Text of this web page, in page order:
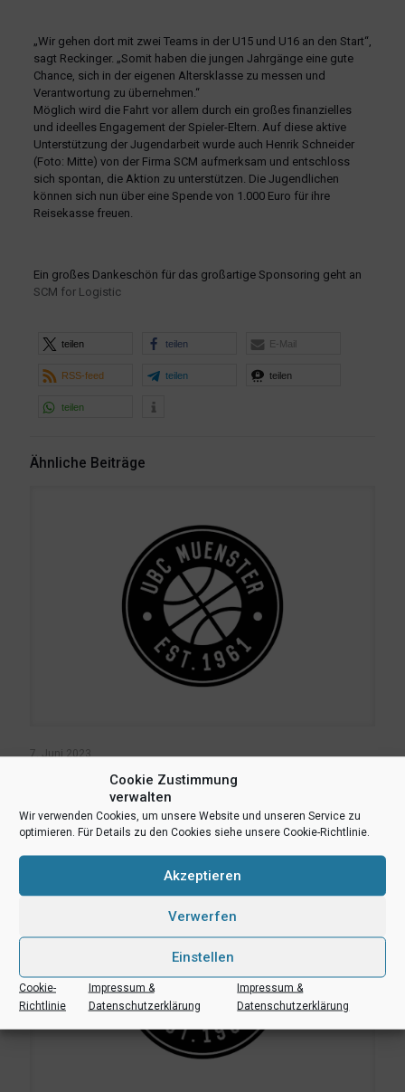
Cookie Zustimmung
verwalten
Wir verwenden Cookies, um unsere Website und unseren Service zu
optimieren. Für Details zu den Cookies siehe unsere Cookie-Richtlinie.
Akzeptieren
Verwerfen
Einstellen
Cookie-
Richtlinie
Impressum &
Datenschutzerklärung
Impressum &
Datenschutzerklärung
„Wir gehen dort mit zwei Teams in der U15 und U16 an den Start“,
sagt Reckinger. „Somit haben die jungen Jahrgänge eine gute
Chance, sich in der eigenen Altersklasse zu messen und
Verantwortung zu übernehmen.“
Möglich wird die Fahrt vor allem durch ein großes finanzielles
und ideelles Engagement der Spieler-Eltern. Auf diese aktive
Unterstützung der Jugendarbeit wurde auch Henrik Schneider
(Foto: Mitte) von der Firma SCM aufmerksam und entschloss
sich spontan, die Aktion zu unterstützen. Die Jugendlichen
können sich nun über eine Spende von 1.000 Euro für ihre
Reisekasse freuen.
Ein großes Dankeschön für das großartige Sponsoring geht an
SCM for Logistic
teilen teilen E-Mail
RSS-feed teilen teilen
teilen
Ähnliche Beiträge
7. Juni 2023
UBC-Vorbereitungsturnier ein voller Erfolg
Mehr lesen